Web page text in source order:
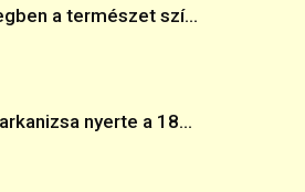
a természet szí...
nyerte a 18...